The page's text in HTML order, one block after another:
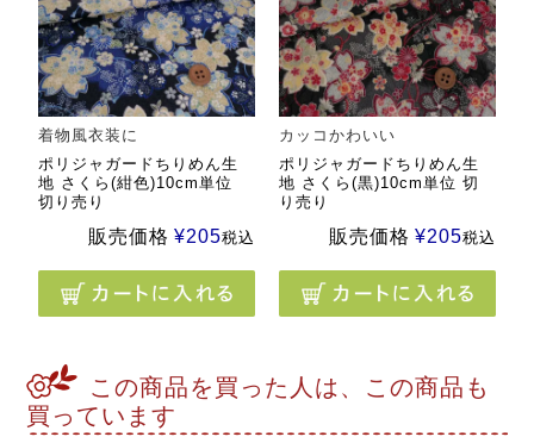
着物風衣装に
ポリジャガードちりめん生
地 さくら(紺色)10cm単位
切り売り
販売価格 ¥205税込
カッコかわいい
ポリジャガードちりめん生
地 さくら(黒)10cm単位 切
り売り
販売価格 ¥205税込
この商品を買った人は、この商品も
買っています